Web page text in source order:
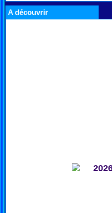
A découvrir